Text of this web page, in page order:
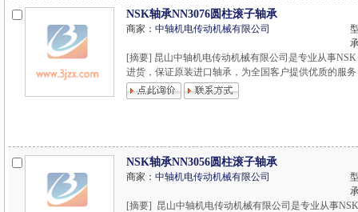
NSK轴承NN3076圆柱滚子轴承
商家：中轴机电传动机械有限公司
[摘要] 昆山中轴机电传动机械有限公司是专业从事
进货，保证原装进口轴承，为全国客户提供优质的服
NSK轴承NN3056圆柱滚子轴承
商家：中轴机电传动机械有限公司
[摘要] 昆山中轴机电传动机械有限公司是专业从事